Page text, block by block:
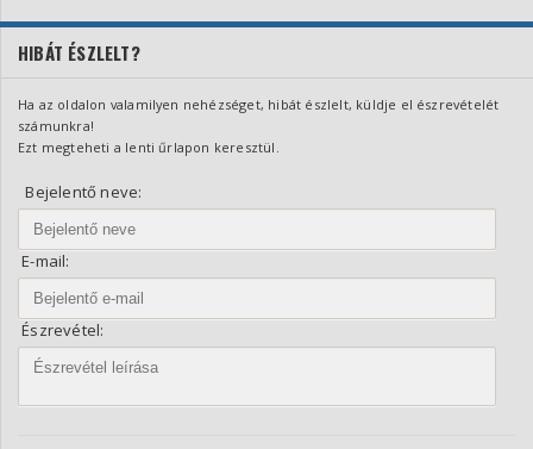
HIBÁT ÉSZLELT?
Ha az oldalon valamilyen nehézséget, hibát észlelt, küldje el észrevételét
számunkra!
Ezt megteheti a lenti űrlapon keresztül.
Bejelentő neve:
E-mail:
Észrevétel: